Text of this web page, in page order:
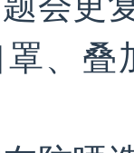
、叠